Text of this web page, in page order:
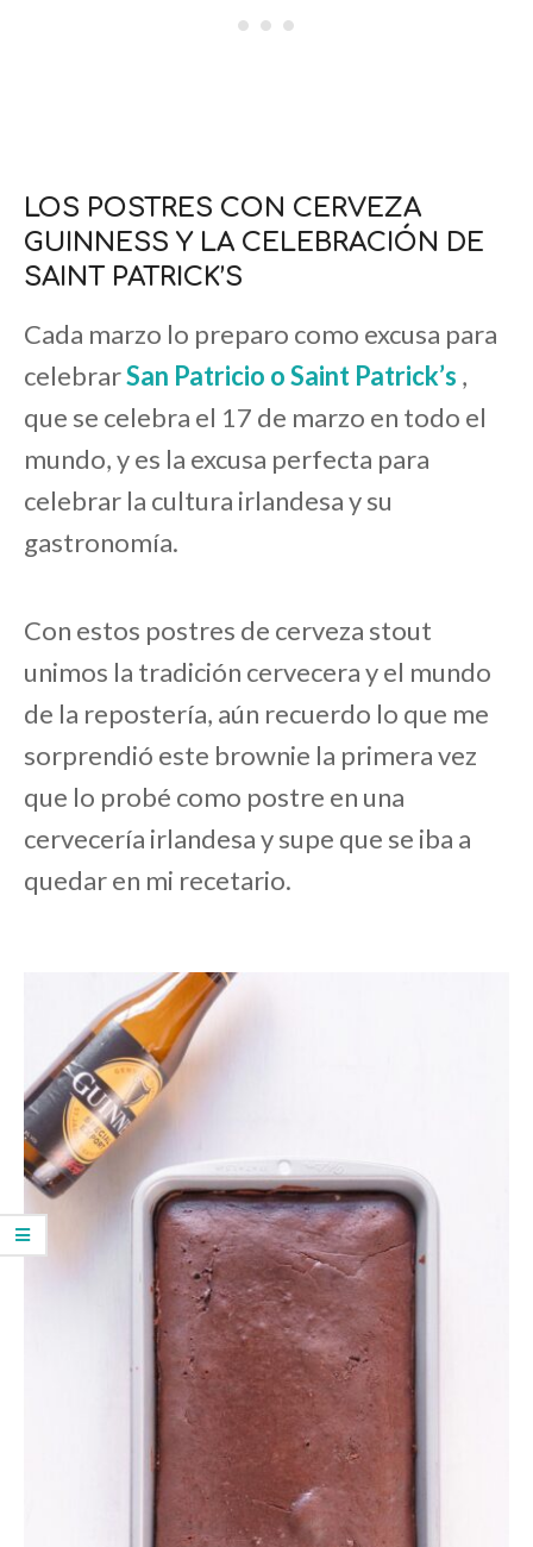
LOS POSTRES CON CERVEZA
GUINNESS Y LA CELEBRACIÓN DE
SAINT PATRICK’S
Cada marzo lo preparo como excusa para
celebrarSan Patricio o Saint Patrick’s ,
que se celebra el 17 de marzo en todo el
mundo, y es la excusa perfecta para
celebrar la cultura irlandesa y su
gastronomía.
Con estos postres de cerveza stout
unimos la tradición cervecera y el mundo
de la repostería, aún recuerdo lo que me
sorprendió este brownie la primera vez
que lo probé como postre en una
cervecería irlandesa y supe que se iba a
quedar en mi recetario.